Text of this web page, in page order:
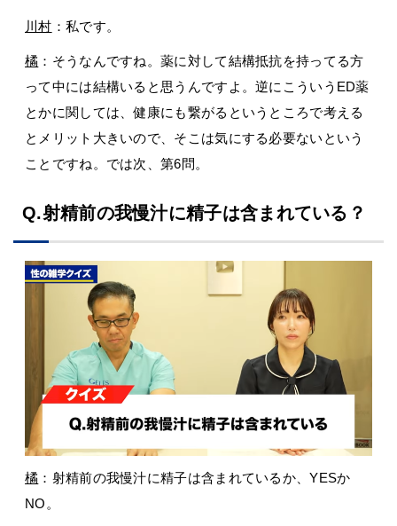
川村 ：私です。
橘 ：そうなんですね。薬に対して結構抵抗を持ってる方
って中には結構いると思うんですよ。逆にこういうED薬
とかに関しては、健康にも繋がるというところで考える
とメリット大きいので、そこは気にする必要ないという
ことですね。では次、第6問。
Q.射精前の我慢汁に精子は含まれている？
橘 ：射精前の我慢汁に精子は含まれているか、YESか
NO。